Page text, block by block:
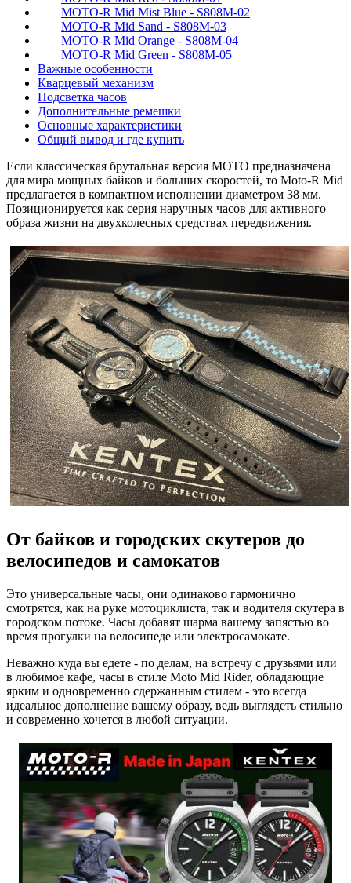
MOTO-R Mid Mist Blue - S808M-02
MOTO-R Mid Sand - S808M-03
MOTO-R Mid Orange - S808M-04
MOTO-R Mid Green - S808M-05
Важные особенности
Кварцевый механизм
Подсветка часов
Дополнительные ремешки
Основные характеристики
Общий вывод и где купить
Если классическая брутальная версия MOTO предназначена
для мира мощных байков и больших скоростей, то Moto-R Mid
предлагается в компактном исполнении диаметром 38 мм.
Позиционируется как серия наручных часов для активного
образа жизни на двухколесных средствах передвижения.
От байков и городских скутеров до
велосипедов и самокатов
Это универсальные часы, они одинаково гармонично
смотрятся, как на руке мотоциклиста, так и водителя скутера в
городском потоке. Часы добавят шарма вашему запястью во
время прогулки на велосипеде или электросамокате.
Неважно куда вы едете - по делам, на встречу с друзьями или
в любимое кафе, часы в стиле Moto Mid Rider, обладающие
ярким и одновременно сдержанным стилем - это всегда
идеальное дополнение вашему образу, ведь выглядеть стильно
и современно хочется в любой ситуации.